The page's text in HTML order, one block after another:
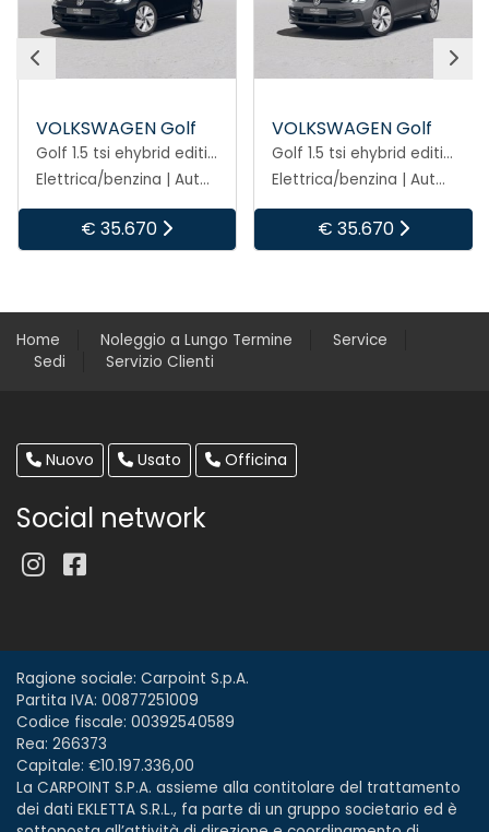
Golf 1.5 tsi ehybrid edition plus 204cv dsg
Elettrica/benzina | Automatico
VOLKSWAGEN Golf
Golf 1.5 tsi ehybrid edition plus 204cv dsg
Elettrica/benzina | Automatico
€ 35.670
VOLKSWAGEN
€ 34.900
Home Noleggio a Lungo Termine
Service
Sedi
Servizio Clienti
Nuovo Usato Officina
Social network
Ragione sociale: Carpoint S.p.A.
Partita IVA: 00877251009
Codice fiscale: 00392540589
Rea: 266373
Capitale: €10.197.336,00
La CARPOINT S.P.A. assieme alla contitolare del trattamento
dei dati EKLETTA S.R.L., fa parte di un gruppo societario ed è